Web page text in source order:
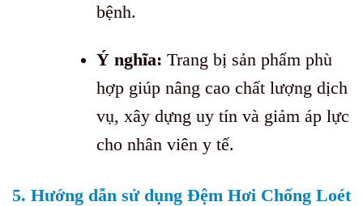
bệnh.
Ý nghĩa: Trang bị sản phẩm phù
hợp giúp nâng cao chất lượng dịch
vụ, xây dựng uy tín và giảm áp lực
cho nhân viên y tế.
5. Hướng dẫn sử dụng Đệm Hơi Chống Loét